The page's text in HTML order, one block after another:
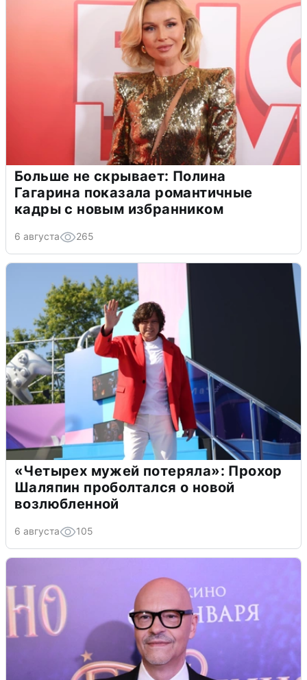
Больше не скрывает: Полина
Гагарина показала романтичные
кадры с новым избранником
6 августа 265
«Четырех мужей потеряла»: Прохор
Шаляпин проболтался о новой
возлюбленной
6 августа 105